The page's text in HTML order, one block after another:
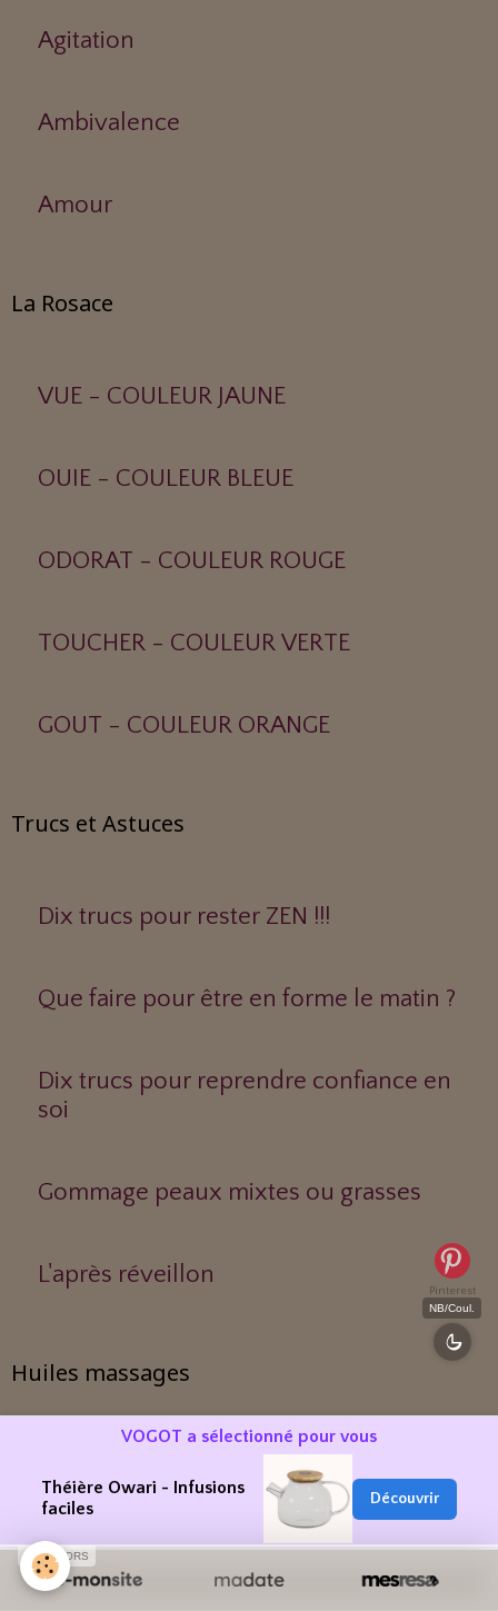
Agitation
Ambivalence
Amour
La Rosace
VUE - COULEUR JAUNE
OUIE - COULEUR BLEUE
ODORAT - COULEUR ROUGE
TOUCHER - COULEUR VERTE
GOUT - COULEUR ORANGE
Trucs et Astuces
Dix trucs pour rester ZEN !!!
Que faire pour être en forme le matin ?
Dix trucs pour reprendre confiance en
soi
Gommage peaux mixtes ou grasses
L'après réveillon
Huiles massages
Olive
Pinterest
NB/Coul.
VOGOT a sélectionné pour vous
Théière Owari - Infusions
faciles
Découvrir
SPONSORS